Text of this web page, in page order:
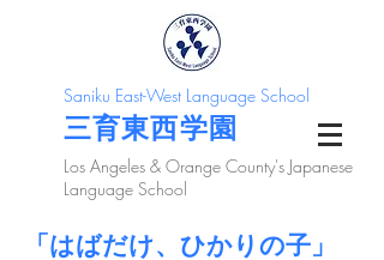
三育東西学園
Los Angeles & Orange County's Japanese
Language School
Saniku East-West Language School
「はばだけ、ひかりの子」